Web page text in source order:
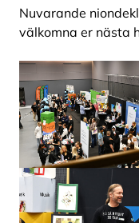
Nuvarande
välkomna er nästa